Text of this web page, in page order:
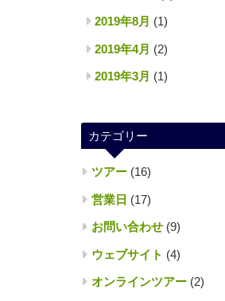
2019年8月 (1)
2019年4月 (2)
2019年3月 (1)
カテゴリー
ツアー(16)
営業日 (17)
お問い合わせ(9)
ウェブサイト (4)
オンラインツアー(2)